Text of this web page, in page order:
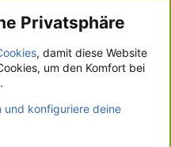
Privatsphäre
, damit diese Website
um den Komfort bei
und konfiguriere deine